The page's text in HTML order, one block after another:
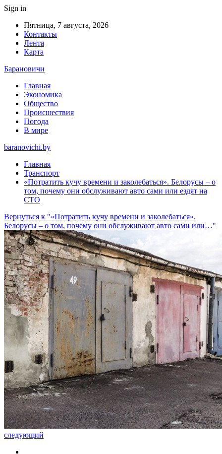
Sign in
Пятница, 7 августа, 2026
Контакты
Лента
Карта
Барановичи
Главная
Экономика
Общество
Происшествия
Погода
В мире
baranovichi.by
Главная
Транспорт
«Потратить кучу времени и заколебаться». Белорусы – о
том, почему они обслуживают авто сами или ездят на
СТО
Вернуться к "«Потратить кучу времени и заколебаться».
Белорусы – о том, почему они обслуживают авто сами или…"
следующий